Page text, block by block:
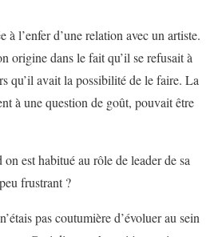
à l’enfer d’une relation avec un artiste.
origine dans le fait qu’il se refusait à
qu’il avait la possibilité de le faire. La
à une question de goût, pouvait être
est habitué au rôle de leader de sa
frustrant ?
pas coutumière d’évoluer au sein